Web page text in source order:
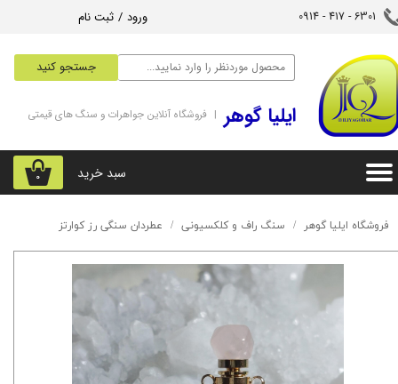
جستجو کنید
ورود / ثبت نام
تغییر گذر واژه
سفارشات
خروج از حساب کاربری
6301 - 417 - 0914​​​​​​​
۰ سبد خرید
‌ایلیا گوهر | فروشگاه آنلاین جواهرات و سنگ های قیمتی
فروشگاه ایلیا گوهر سنگ راف و کلکسیونی عطردان سنگی رز کوارتز